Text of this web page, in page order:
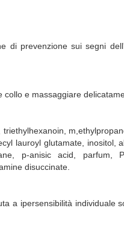
di prevenzione sui segni
e massaggiare
lauroyl glutamate, inositol,
p-anisic acid, parfum,
disuccinate.
ipersensibilità individuale